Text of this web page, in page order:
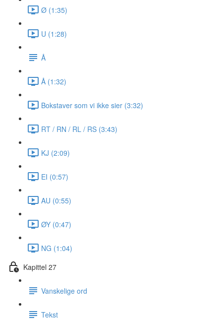
Ø (1:35)
U (1:28)
Å
Å (1:32)
Bokstaver som vi ikke sier (3:32)
RT / RN / RL / RS (3:43)
KJ (2:09)
EI (0:57)
AU (0:55)
ØY (0:47)
NG (1:04)
Kapittel 27
Vanskelige ord
Tekst